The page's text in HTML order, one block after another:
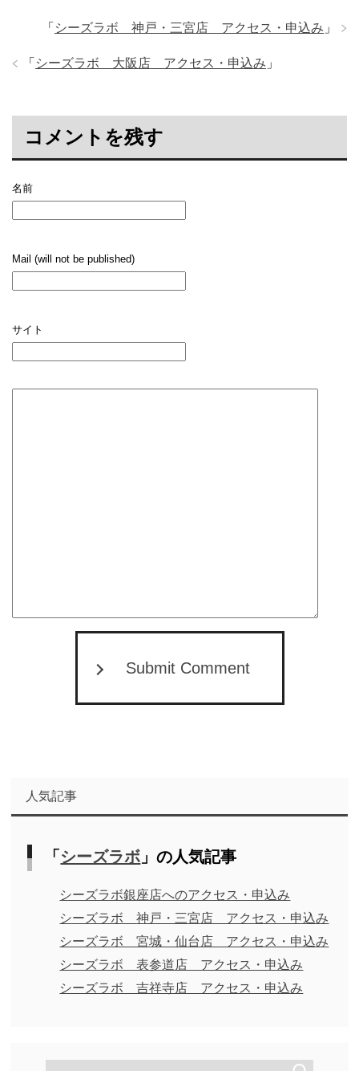
「 シーズラボ 神戸・三宮店 アクセス・申込み 」
「 シーズラボ 大阪店 アクセス・申込み 」
コメントを残す
名前
Mail (will not be published)
サイト
Submit Comment
人気記事
「 シーズラボ 」の人気記事
シーズラボ銀座店へのアクセス・申込み
シーズラボ 神戸・三宮店 アクセス・申込み
シーズラボ 宮城・仙台店 アクセス・申込み
シーズラボ 表参道店 アクセス・申込み
シーズラボ 吉祥寺店 アクセス・申込み